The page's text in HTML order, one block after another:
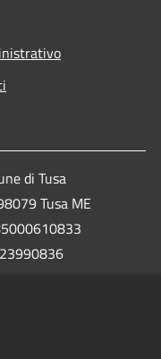
di Tusa
Tusa ME